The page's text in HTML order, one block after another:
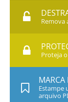
Remova
Proteja
Estampe
arquivo